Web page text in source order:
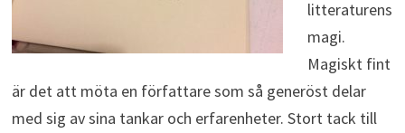
litteraturens
magi.
Magiskt fint
är det att möta en författare som så generöst delar
med sig av sina tankar och erfarenheter. Stort tack till